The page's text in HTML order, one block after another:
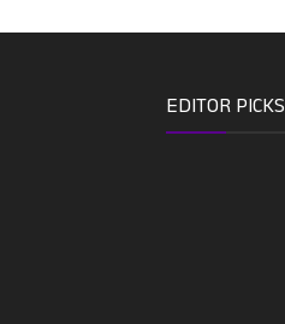
EDITOR PICKS